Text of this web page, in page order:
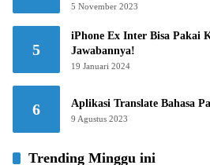
5 November 2023
5
iPhone Ex Inter Bisa Pakai
Jawabannya!
19 Januari 2024
6 Aplikasi Translate Bahasa
9 Agustus 2023
Trending Minggu ini